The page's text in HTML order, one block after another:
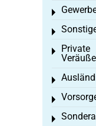
Toggle
Toggle
Private
Toggle
Toggle
Toggle
Toggle